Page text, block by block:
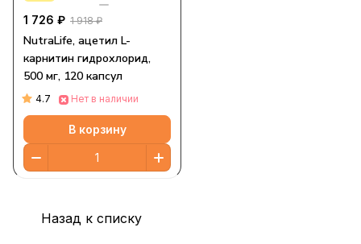
1 726 ₽ 1 918 ₽
NutraLife, ацетил L-
карнитин гидрохлорид,
500 мг, 120 капсул
4.7 Нет в наличии
В корзину
Назад к списку